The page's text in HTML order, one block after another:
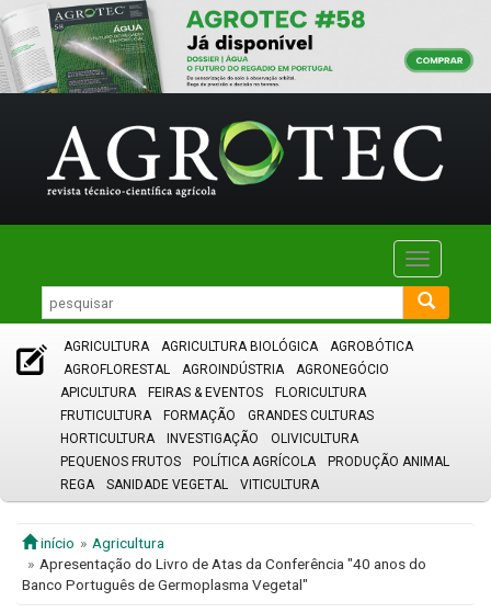
Toggle
AGRICULTURA AGRICULTURA BIOLÓGICA
AGROBÓTICA
AGROFLORESTAL
AGROINDÚSTRIA
AGRONEGÓCIO
APICULTURA
FEIRAS & EVENTOS
FLORICULTURA
FRUTICULTURA
FORMAÇÃO
GRANDES CULTURAS
HORTICULTURA
INVESTIGAÇÃO
OLIVICULTURA
PEQUENOS FRUTOS
POLÍTICA AGRÍCOLA
PRODUÇÃO ANIMAL
REGA
SANIDADE VEGETAL VITICULTURA
início
Agricultura
Apresentação do Livro de Atas da Conferência "40 anos do
Banco Português de Germoplasma Vegetal"